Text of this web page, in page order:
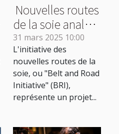
Nouvelles routes
de la soie analyse
géopolitique et
conséquences
économiques
pour l'Occident
31 mars 2025 10:00
L'initiative des
nouvelles routes de la
soie, ou "Belt and Road
Initiative" (BRI),
représente un projet...